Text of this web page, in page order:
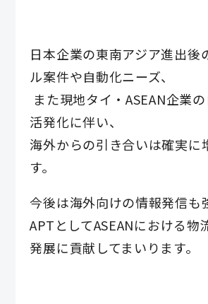
日本企業の東南アジア進出後
ル案件や自動化ニーズ、
また現地タイ・ASEAN企業
活発化に伴い、
海外からの引き合いは確実に
す。
今後は海外向けの情報発信も
APTとしてASEANにおける物
発展に貢献してまいります。